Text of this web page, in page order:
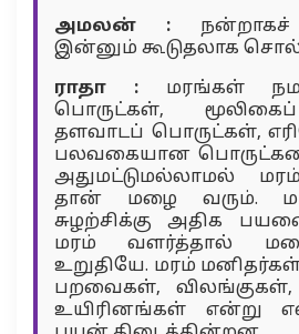
அமலன் : நன்றாகச்
இன்னும் கூடுதலாக
ராதா :மரங்கள்
பொருட்கள்,
தளவாடப் பொருட்கள்,
பலவகையான
அதுமட்டுமல்லாமல்
தான் மழை வரும்.
சுழற்சிக்கு அதிக
மரம் வளர்த்தால்
உறுதியே. மரம்
பறவைகள்,
உயிரினங்கள் என்று